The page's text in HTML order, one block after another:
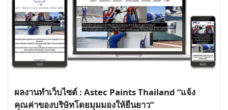
ผลงานทำเว็บไซต์ : Astec Paints Thailand “แจ้ง
คุณค่าของบริษัทโดยมุมมองให้ยืนยาว”